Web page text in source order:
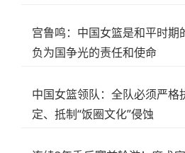
宫鲁鸣：中国女篮是和平时期
负为国争光的责任和使命
中国女篮领队：全队必须严格
定、抵制“饭圈文化”侵蚀